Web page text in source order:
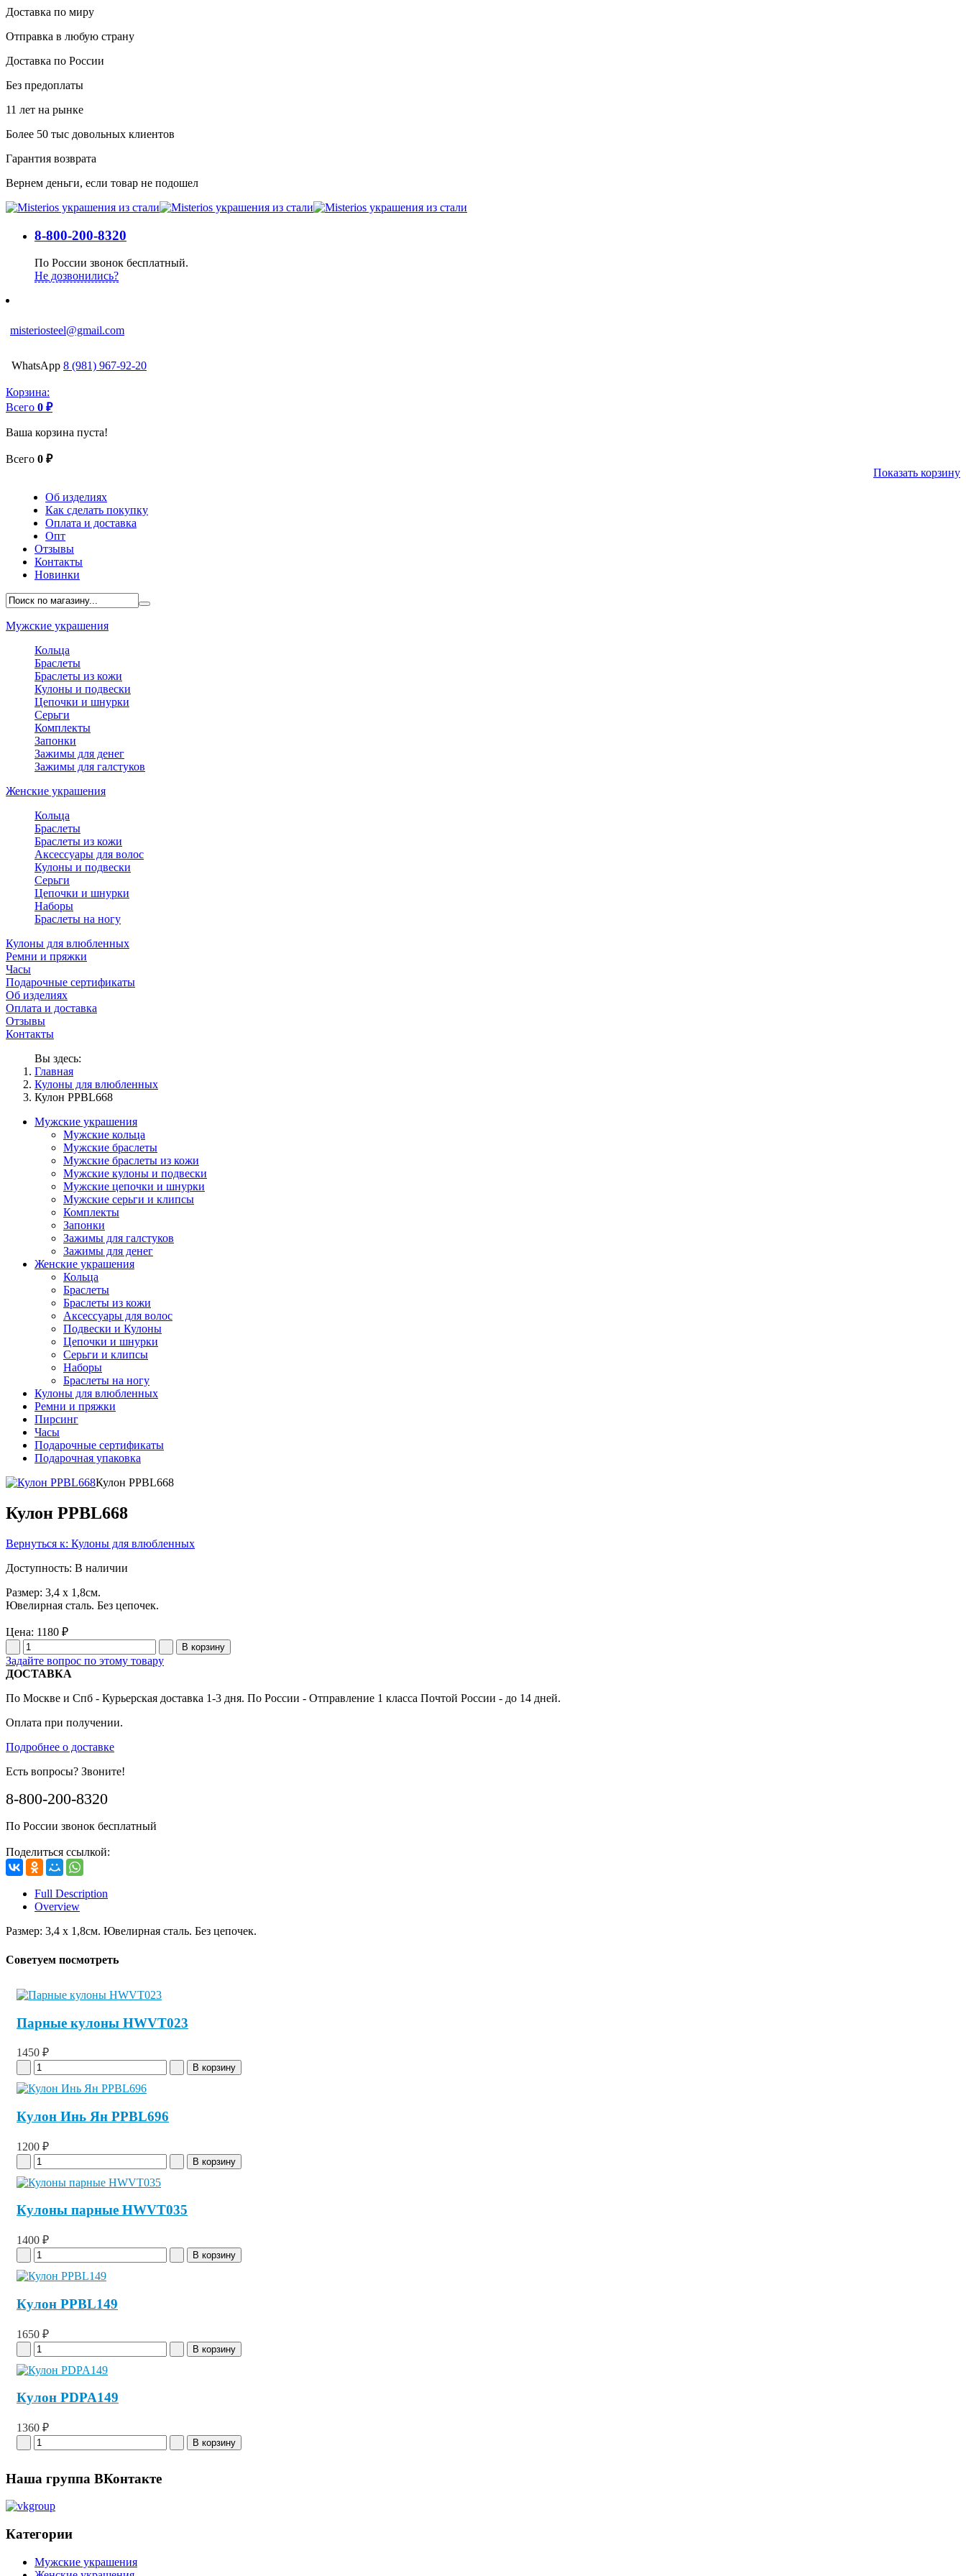
Доставка по миру
Отправка в любую страну
Доставка по России
Без предоплаты
11 лет на рынке
Более 50 тыс довольных клиентов
Гарантия возврата
Вернем деньги, если товар не подошел
8-800-200-8320
По России звонок бесплатный.
Не дозвонились?
misteriosteel@gmail.com
WhatsApp 8 (981) 967-92-20
Корзина:
Всего 0 ₽
Ваша корзина пуста!
Всего 0 ₽
Показать корзину
Об изделиях
Как сделать покупку
Оплата и доставка
Опт
Отзывы
Контакты
Новинки
Мужские украшения
Кольца
Браслеты
Браслеты из кожи
Кулоны и подвески
Цепочки и шнурки
Серьги
Комплекты
Запонки
Зажимы для денег
Зажимы для галстуков
Женские украшения
Кольца
Браслеты
Браслеты из кожи
Аксессуары для волос
Кулоны и подвески
Серьги
Цепочки и шнурки
Наборы
Браслеты на ногу
Кулоны для влюбленных
Ремни и пряжки
Часы
Подарочные сертификаты
Об изделиях
Оплата и доставка
Отзывы
Контакты
Вы здесь:
Главная
Кулоны для влюбленных
Кулон PPBL668
Мужские украшения
Мужские кольца
Мужские браслеты
Мужские браслеты из кожи
Мужские кулоны и подвески
Мужские цепочки и шнурки
Мужские серьги и клипсы
Комплекты
Запонки
Зажимы для галстуков
Зажимы для денег
Женские украшения
Кольца
Браслеты
Браслеты из кожи
Аксессуары для волос
Подвески и Кулоны
Цепочки и шнурки
Серьги и клипсы
Наборы
Браслеты на ногу
Кулоны для влюбленных
Ремни и пряжки
Пирсинг
Часы
Подарочные сертификаты
Подарочная упаковка
Кулон PPBL668
Кулон PPBL668
Вернуться к: Кулоны для влюбленных
Доступность: В наличии
Размер: 3,4 x 1,8см.
Ювелирная сталь. Без цепочек.
Цена: 1180 ₽
Задайте вопрос по этому товару
ДОСТАВКА
По Москве и Спб - Курьерская доставка 1-3 дня. По России - Отправление 1 класса Почтой России - до 14 дней.
Оплата при получении.
Подробнее о доставке
Есть вопросы? Звоните!
8-800-200-8320
По России звонок бесплатный
Поделиться ссылкой:
Full Description
Overview
Размер: 3,4 x 1,8см. Ювелирная сталь. Без цепочек.
Советуем посмотреть
Парные кулоны HWVT023
1450 ₽
Кулон Инь Ян PPBL696
1200 ₽
Кулоны парные HWVT035
1400 ₽
Кулон PPBL149
1650 ₽
Кулон PDPA149
1360 ₽
Наша группа ВКонтакте
Категории
Мужские украшения